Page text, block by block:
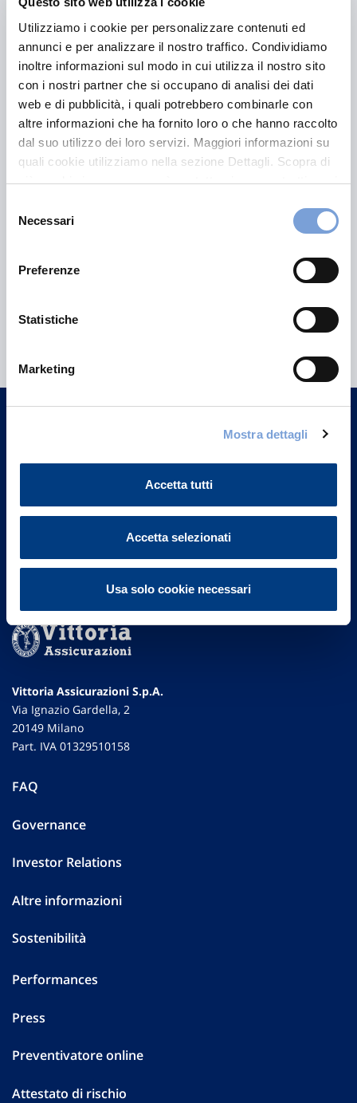
Utilizziamo i cookie per personalizzare contenuti ed
annunci e per analizzare il nostro traffico. Condividiamo
inoltre informazioni sul modo in cui utilizza il nostro sito
con i nostri partner che si occupano di analisi dei dati
web e di pubblicità, i quali potrebbero combinarle con
altre informazioni che ha fornito loro o che hanno raccolto
dal suo utilizzo dei loro servizi. Maggiori informazioni su
quali cookie utilizziamo nella sezione Dettagli. Scopra di
più su chi siamo, come può contattarci e come trattiamo i
può trovare nel footer del sito nella sezione "Informativa
delNecessari
Preferenze
Statistiche
Marketing
Mostra dettagli
Accetta tutti
Accetta selezionati
Usa solo cookie necessari
carrozziere) con Vittoria Assicurazioni, potrai ottenere
la riparazione senza dover anticipare la parte di danno
coperta dalla garanzia Maxicasco o collisione; Vittoria
Assicurazioni provvederà al saldo di quanto dovuto a
termini di polizza, a tuo carico rimarranno solamente la
franchigia ed il degrado previsti dal tuo contratto.
Hai bisogno di
Trova l'Agenzia più vicina a te e parla con
Vittoria Assicurazioni S.p.A.
Via Ignazio Gardella, 2
20149 Milano
Part. IVA 01329510158
FAQ
Governance
Investor Relations
Altre informazioni
Sostenibilità
Performances
Press
Preventivatore online
Attestato di rischio